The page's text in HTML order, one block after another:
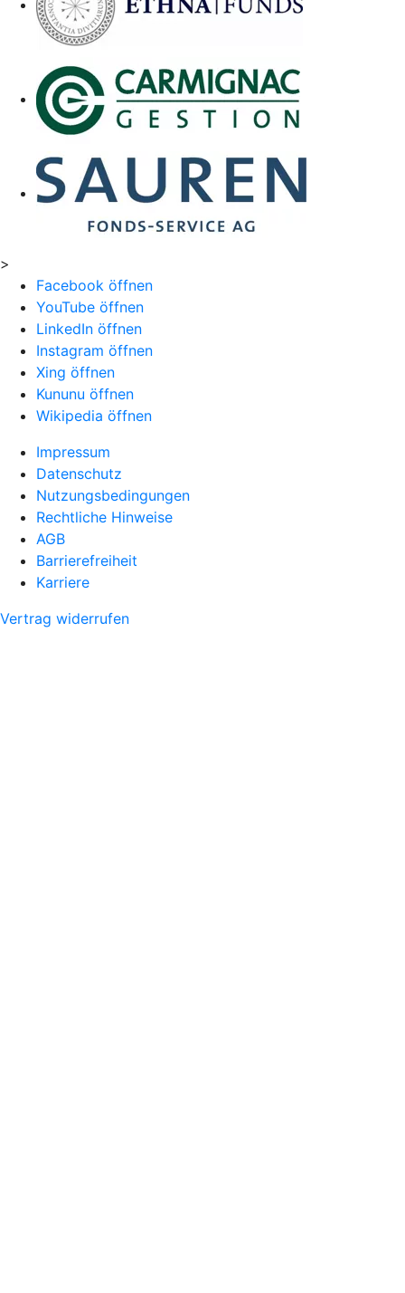
>
Facebook öffnen
YouTube öffnen
LinkedIn öffnen
Instagram öffnen
Xing öffnen
Kununu öffnen
Wikipedia öffnen
Impressum
Datenschutz
Nutzungsbedingungen
Rechtliche Hinweise
AGB
Barrierefreiheit
Karriere
Vertrag widerrufen